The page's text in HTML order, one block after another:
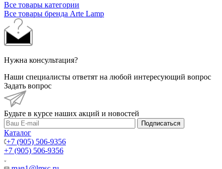
Все товары категории
Все товары бренда Arte Lamp
Нужна консультация?
Наши специалисты ответят на любой интересующий вопрос
Задать вопрос
Будьте в курсе наших акций и новостей
Подписаться
Каталог
+7 (905) 506-9356
+7 (905) 506-9356